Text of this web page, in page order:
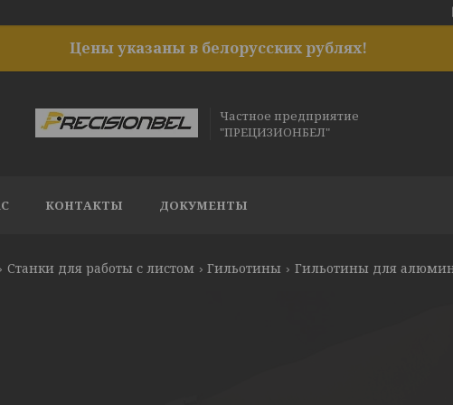
Цены указаны в белорусских рублях!
Частное предприятие
"ПРЕЦИЗИОНБЕЛ"
КОНТАКТЫ ДОКУМЕНТЫ
Станки для работы с листом Гильотины Гильотины для